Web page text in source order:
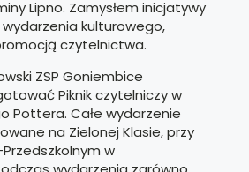
Lipno. Zamysłem inicjatywy
kulturowego,
czytelnictwa.
ZSP Goniembice
Piknik czytelniczy w
Pottera. Całe wydarzenie
na Zielonej Klasie, przy
w